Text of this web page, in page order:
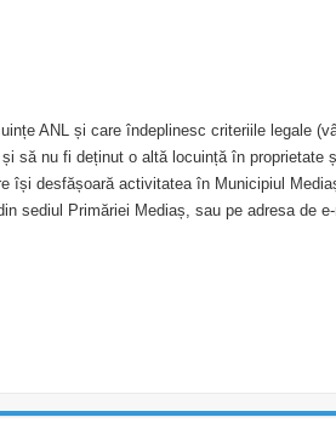
ANL și care îndeplinesc criteriile legale
să nu fi deținut o altă locuință în proprietate
își desfășoară activitatea în Municipiul
sediul Primăriei Mediaș, sau pe adresa de e-